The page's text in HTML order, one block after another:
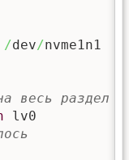
/dev/
весь раздел